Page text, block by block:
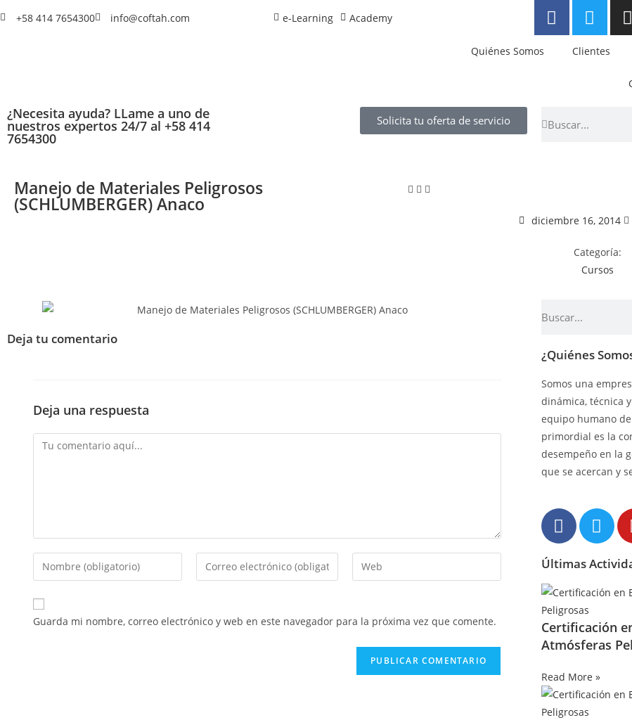
+58 414 7654300 info@coftah.com e-Learning Academy
Quiénes Somos Clientes
¿Necesita ayuda? LLame a uno de
nuestros expertos 24/7 al +58 414
7654300
Solicita tu oferta de servicio
Manejo de Materiales Peligrosos
(SCHLUMBERGER) Anaco
diciembre 16, 2014
Categoría:
Cursos
Deja tu comentario
Deja una respuesta
Guarda mi nombre, correo electrónico y web en este navegador para la próxima vez que comente.
¿Quiénes
Somos una
dinámica, técnica
equipo humano
primordial es la
desempeño en la
que se acercan y
Últimas
Certificación
Atmósferas
Read More »